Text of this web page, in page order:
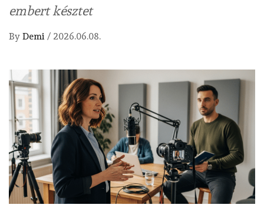
embert késztet
By Demi / 2026.06.08.